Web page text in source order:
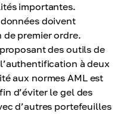
importantes.
doivent
premier ordre.
des outils de
à deux
aux normes AML est
d’éviter le gel des
d’autres portefeuilles